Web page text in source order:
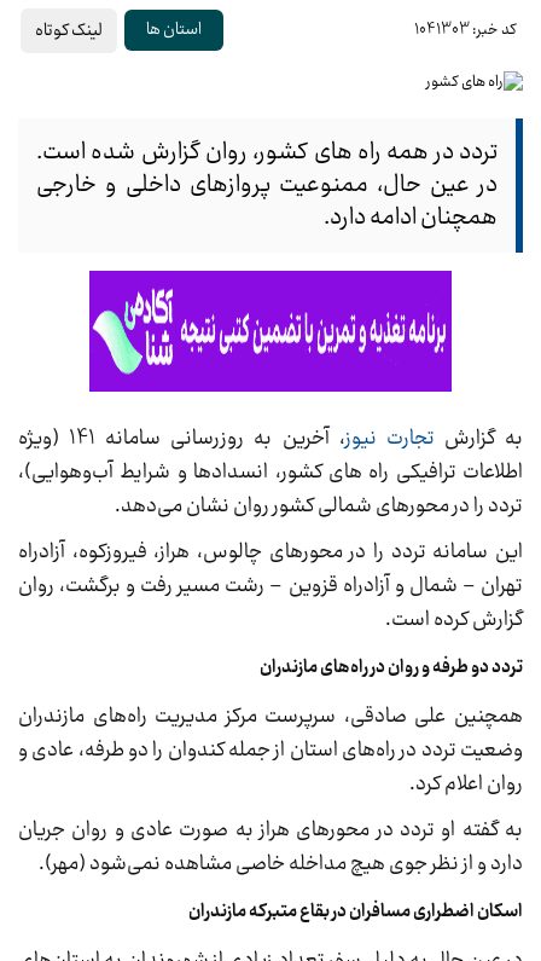
کد خبر: 1041303 استان ها لینک کوتاه
تردد در همه راه های کشور، روان گزارش شده است.
در عین حال، ممنوعیت پروازهای داخلی و خارجی
همچنان ادامه دارد.
به گزارش تجارت نیوز
، آخرین به روزرسانی سامانه 141 (ویژه
اطلاعات ترافیکی راه های کشور، انسدادها و شرایط آب‌وهوایی)،
تردد را در محورهای شمالی کشور روان نشان می‌دهد.
این سامانه تردد را در محورهای چالوس، هراز، فیروزکوه، آزادراه
تهران – شمال و آزادراه قزوین – رشت مسیر رفت و برگشت، روان
گزارش کرده است.
تردد دو طرفه و روان در راه‌های مازندران
همچنین علی صادقی، سرپرست مرکز مدیریت راه‌های مازندران
وضعیت تردد در راه‌های استان از جمله کندوان را دو طرفه، عادی و
روان اعلام کرد.
به گفته او تردد در محورهای هراز به صورت عادی و روان جریان
دارد و از نظر جوی هیچ مداخله خاصی مشاهده نمی‌شود (مهر).
اسکان اضطراری مسافران در بقاع متبرکه مازندران